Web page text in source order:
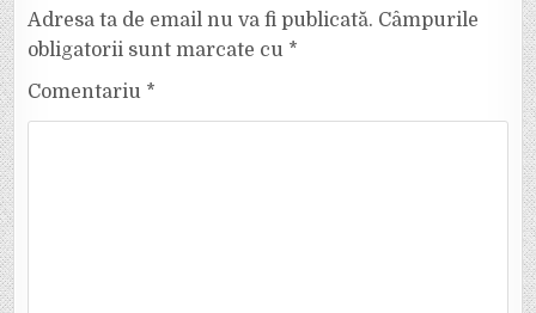
Adresa ta de email nu va fi publicată. Câmpurile
obligatorii sunt marcate cu *
Comentariu *